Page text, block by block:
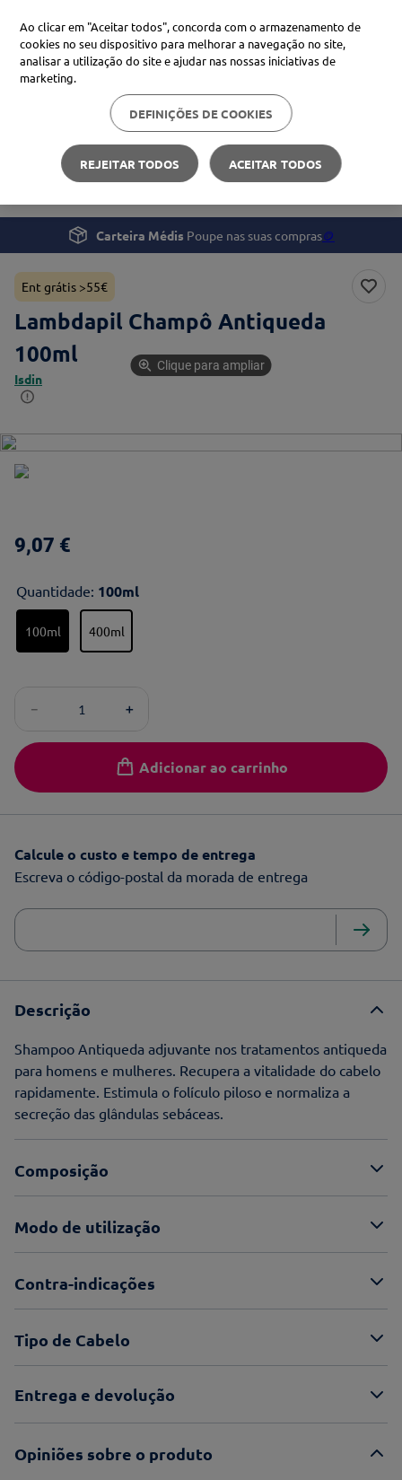
Procure no Marketplace Médis
Pesquisas mais comuns
xiaomi
4º cerave
Beleza e Cuidado pessoal
Lambdapil Champô Antiqueda
Carteira Médis Poupe nas suas compras🪙
Ent grátis >55€
Lambdapil Champô Antiqueda
100ml
Isdin
Clique para ampliar
9,07 €
Quantidade: 100ml
100ml 400ml
＋
－
Adicionar ao carrinho
Calcule o custo e tempo de entrega
Escreva o código-postal da morada de entrega
Descrição
Shampoo Antiqueda adjuvante nos tratamentos antiqueda
para homens e mulheres. Recupera a vitalidade do cabelo
rapidamente. Estimula o folículo piloso e normaliza a
secreção das glândulas sebáceas.
Composição
Modo de utilização
Contra-indicações
Tipo de Cabelo
Entrega e devolução
Opiniões sobre o produto
Ao clicar em "Aceitar todos", concorda com o armazenamento de
cookies no seu dispositivo para melhorar a navegação no site,
analisar a utilização do site e ajudar nas nossas iniciativas de
marketing.
DEFINIÇÕES DE COOKIES
REJEITAR TODOS ACEITAR TODOS